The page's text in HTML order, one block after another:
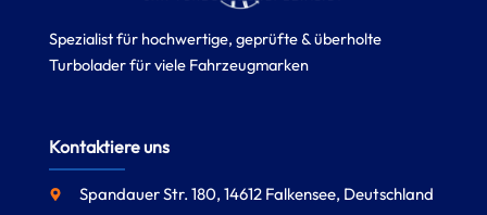
Spezialist für hochwertige, geprüfte & überholte
Turbolader für viele Fahrzeugmarken
Kontaktiere uns
Spandauer Str. 180, 14612 Falkensee, Deutschland